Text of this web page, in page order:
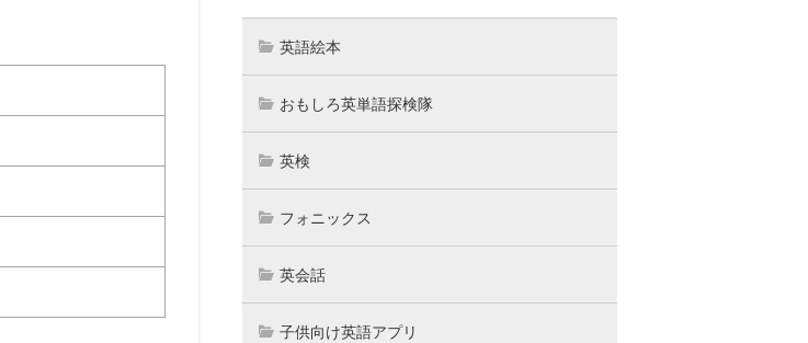
英語絵本
おもしろ英単語探検隊
英検
フォニックス
英会話
子供向け英語アプリ